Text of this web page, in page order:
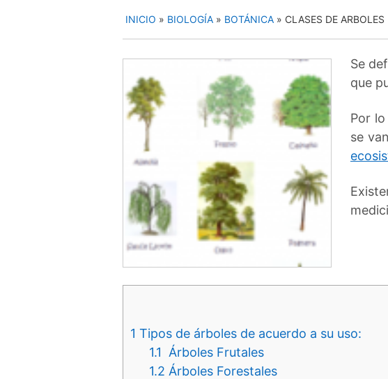
INICIO » BIOLOGÍA » BOTÁNICA » CLASES DE ARBOLES
Se
que
Por
se
1 Tipos de árboles de acuerdo a su uso:
1.1 Árboles Frutales
1.2 Árboles Forestales